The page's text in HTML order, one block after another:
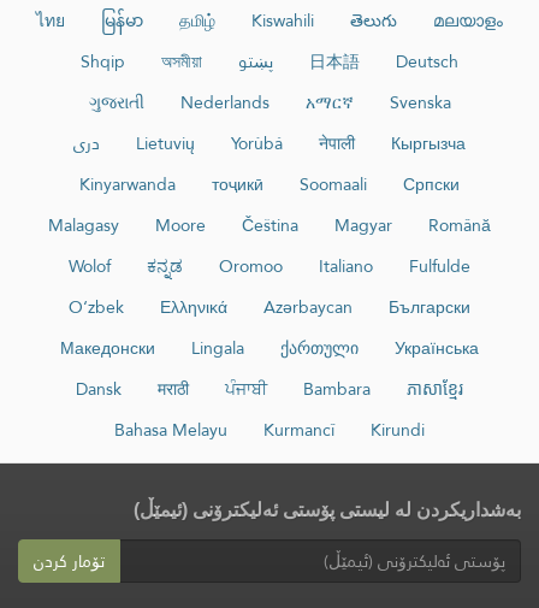
മലയാളം
తెలుగు
Kiswahili
தமிழ்
မြန်မာ
ไทย
Deutsch
日本語 پښتو অসমীয়া
Shqip
Svenska
አማርኛ
Nederlands
ગુજરાતી
Кыргызча
नेपाली
Yorùbá
Lietuvių
دری
Српски
Soomaali
тоҷикӣ
Kinyarwanda
Română
Magyar
Čeština
Moore
Malagasy
Fulfulde
Italiano
Oromoo
ಕನ್ನಡ
Wolof
Български
Azərbaycan
Ελληνικά
O‘zbek
Українська
ქართული
Lingala
Македонски
ភាសាខ្មែរ
Bambara
ਪੰਜਾਬੀ
मराठी
Dansk
Kirundi
Kurmancî
Bahasa Melayu
بەشداریکردن لە لیستی پۆستی ئەلیکترۆنی (ئیمێڵ)
تۆمار کردن